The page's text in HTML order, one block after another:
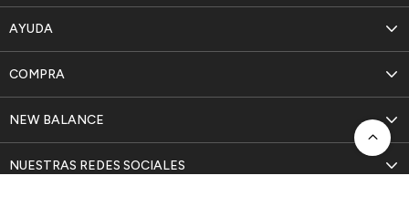
AYUDA
NEW BALANCE
COMPRA
NUESTRAS REDES SOCIALES